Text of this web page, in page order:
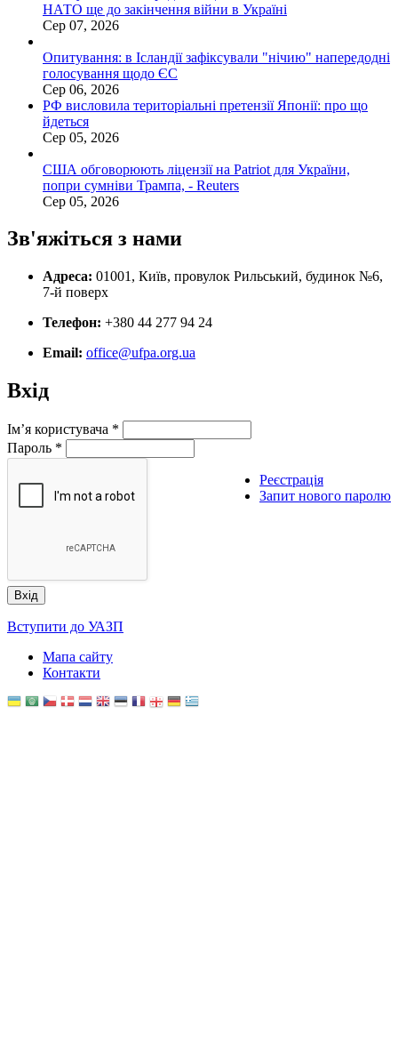
НАТО ще до закінчення війни в Україні
Сер 07, 2026
Опитування: в Ісландії зафіксували "нічию" напередодні
голосування щодо ЄС
Сер 06, 2026
РФ висловила територіальні претензії Японії: про що
йдеться
Сер 05, 2026
США обговорюють ліцензії на Patriot для України,
попри сумніви Трампа, - Reuters
Сер 05, 2026
Зв'яжіться з нами
Адреса: 01001, Київ, провулок Рильський, будинок №6,
7-й поверх
Телефон: +380 44 277 94 24
Email: office@ufpa.org.ua
Вхід
Ім’я користувача *
Пароль *
Реєстрація
Запит нового паролю
Вступити до УАЗП
Мапа сайту
Контакти